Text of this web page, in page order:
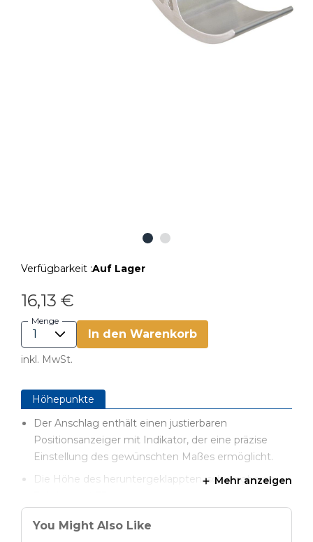
Verfügbarkeit :Auf Lager
16,13 €
Menge
In den Warenkorb
inkl. MwSt.
Höhepunkte
Der Anschlag enthält einen justierbaren
Positionsanzeiger mit Indikator, der eine präzise
Einstellung des gewünschten Maßes ermöglicht.
Die Höhe des heruntergeklappten, schwingbaren
Er ist mit dem Kreg Top Trak und Heavy-Duty Trak
kompatibel, womit Sie sich Ihren eigenen Anschlag
Mehr anzeigen
You Might Also Like